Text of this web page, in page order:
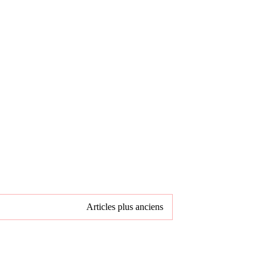
Articles plus anciens